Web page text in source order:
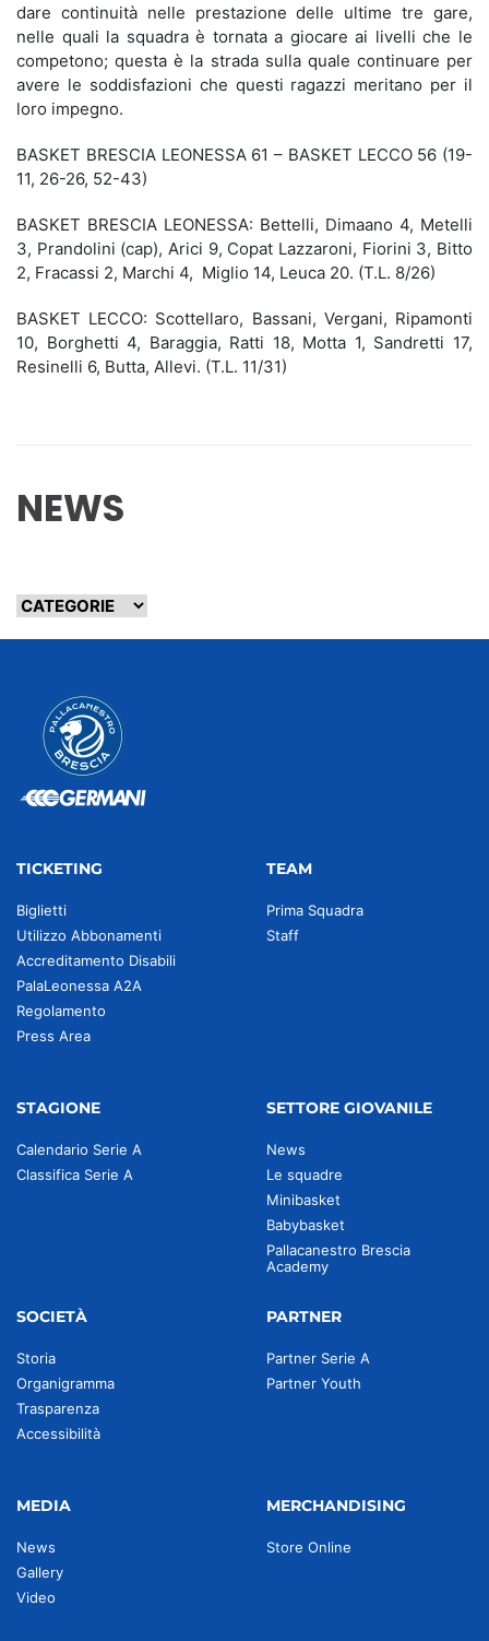
dare continuità nelle prestazione delle ultime tre gare,
nelle quali la squadra è tornata a giocare ai livelli che le
competono; questa è la strada sulla quale continuare per
avere le soddisfazioni che questi ragazzi meritano per il
loro impegno.
BASKET BRESCIA LEONESSA 61 – BASKET LECCO 56 (19-
11, 26-26, 52-43)
BASKET BRESCIA LEONESSA: Bettelli, Dimaano 4, Metelli
3, Prandolini (cap), Arici 9, Copat Lazzaroni, Fiorini 3, Bitto
2, Fracassi 2, Marchi 4, Miglio 14, Leuca 20. (T.L. 8/26)
BASKET LECCO: Scottellaro, Bassani, Vergani, Ripamonti
10, Borghetti 4, Baraggia, Ratti 18, Motta 1, Sandretti 17,
Resinelli 6, Butta, Allevi. (T.L. 11/31)
NEWS
TICKETING
Biglietti
Utilizzo Abbonamenti
Accreditamento Disabili
PalaLeonessa A2A
Regolamento
Press Area
TEAM
Prima Squadra
Staff
STAGIONE
Calendario Serie A
Classifica Serie A
SETTORE GIOVANILE
News
Le squadre
Minibasket
Babybasket
Pallacanestro Brescia
Academy
SOCIETÀ
Storia
Organigramma
Trasparenza
Accessibilità
PARTNER
Partner Serie A
Partner Youth
MEDIA
News
Gallery
Video
MERCHANDISING
Store Online